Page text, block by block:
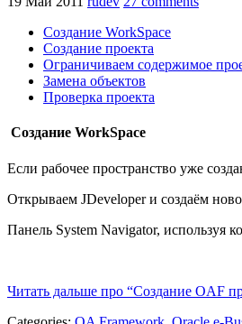
Создание WorkSpace
Создание проекта
Ограничиваем содержимое
Замена объектов
Проверка проекта
Создание WorkSpace
Если рабочее пространство уже
Открываем JDeveloper и создаём
Панель System Navigator, используя
Читать дальше про “Создание OAF